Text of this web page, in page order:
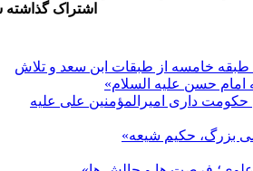
اشتراک گذاشته
خامسه از طبقات ابن سعد و تلاش
امام حسن علیه السلام»
داری امیرالمؤمنین علی علیه
بزرگ، حکیم شیعه»